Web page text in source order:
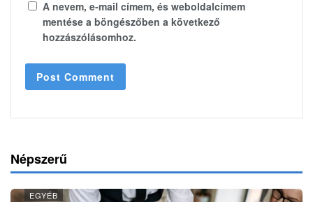
A nevem, e-mail címem, és weboldalcímem
mentése a böngészőben a következő
hozzászólásomhoz.
Népszerű
EGYÉB